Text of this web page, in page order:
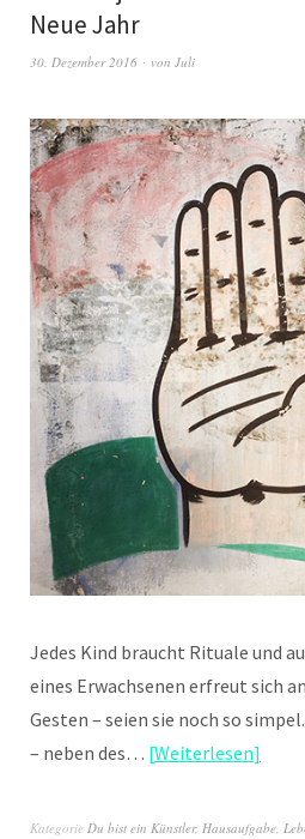
Neue Jahr
30. Dezember 2016 von Juli
Jedes Kind braucht Rituale und
eines Erwachsenen erfreut sich
Gesten – seien sie noch so
– neben des… Weiterlesen
Kategorie Du bist ein Künstler, Hausaufgabe,